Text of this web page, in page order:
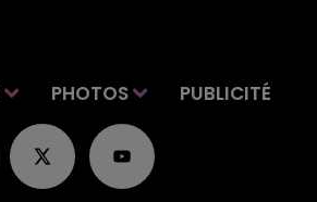
PHOTOS PUBLICITÉ